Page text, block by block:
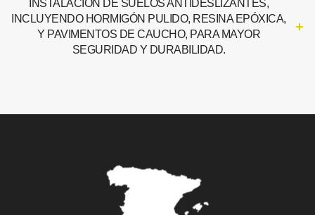
INSTALACIÓN DE SUELOS ANTIDESLIZANTES,
INCLUYENDO HORMIGÓN PULIDO, RESINA EPÓXICA,
Y PAVIMENTOS DE CAUCHO, PARA MAYOR
SEGURIDAD Y DURABILIDAD.